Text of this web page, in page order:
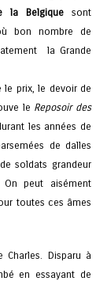
la Belgique sont
bon nombre de
la Grande
le prix, le devoir de
le Reposoir des
les années de
de dalles
soldats grandeur
peut aisément
toutes ces âmes
Disparu à
en essayant de